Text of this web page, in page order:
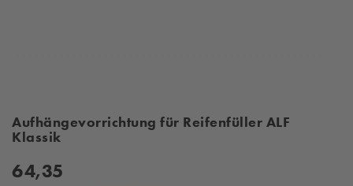
Aufhängevorrichtung für Reifenfüller ALF
Klassik
64,35